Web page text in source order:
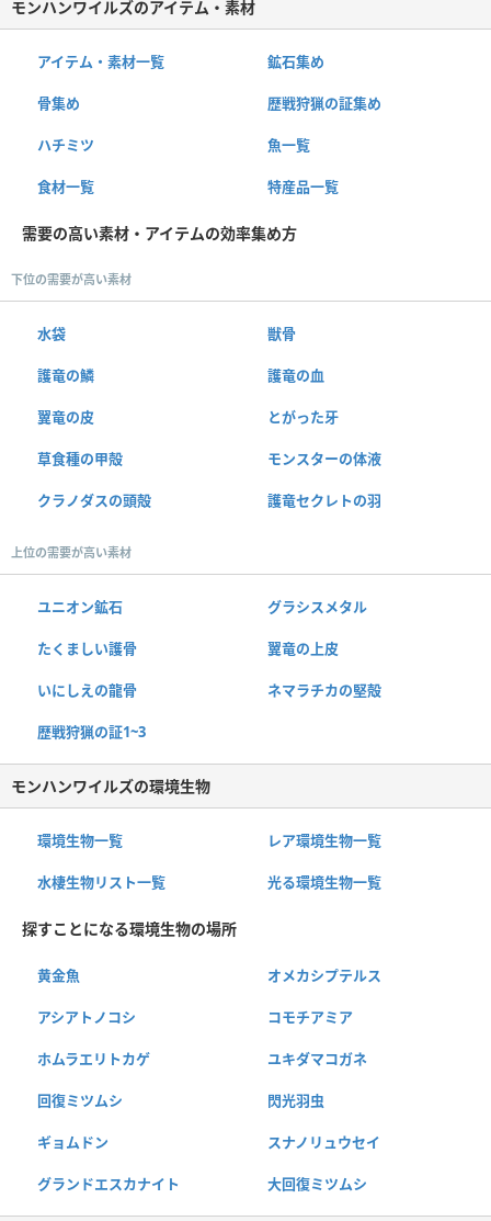
モンハンワイルズのアイテム・素材
アイテム・素材一覧 鉱石集め
骨集め 歴戦狩猟の証集め
ハチミツ 魚一覧
食材一覧 特産品一覧
需要の高い素材・アイテムの効率集め方
下位の需要が高い素材
水袋 獣骨
護竜の鱗 護竜の血
翼竜の皮 とがった牙
草食種の甲殻 モンスターの体液
クラノダスの頭殻 護竜セクレトの羽
上位の需要が高い素材
ユニオン鉱石 グラシスメタル
たくましい護骨 翼竜の上皮
いにしえの龍骨 ネマラチカの堅殻
歴戦狩猟の証1~3
モンハンワイルズの環境生物
環境生物一覧 レア環境生物一覧
水棲生物リスト一覧 光る環境生物一覧
探すことになる環境生物の場所
黄金魚 オメカシプテルス
アシアトノコシ コモチアミア
ホムラエリトカゲ ユキダマコガネ
回復ミツムシ 閃光羽虫
ギョムドン スナノリュウセイ
グランドエスカナイト 大回復ミツムシ